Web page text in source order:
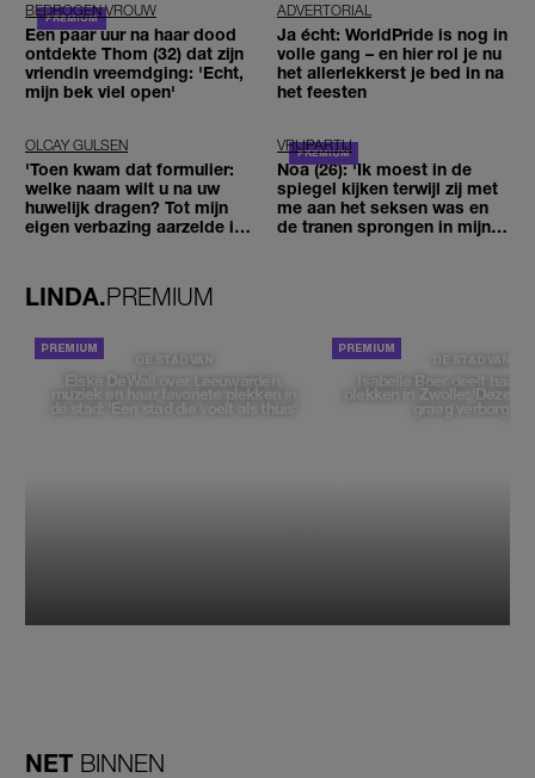
BEDROGEN VROUW
Een paar uur na haar dood
ontdekte Thom (32) dat zijn
vriendin vreemdging: 'Echt,
mijn bek viel open'
ADVERTORIAL
Ja écht: WorldPride is nog in
volle gang – en hier rol je nu
het allerlekkerst je bed in na
het feesten
OLCAY GULSEN
'Toen kwam dat formulier:
welke naam wilt u na uw
huwelijk dragen? Tot mijn
eigen verbazing aarzelde ik
VRIJPARTIJ
Noa (26): 'Ik moest in de
spiegel kijken terwijl zij met
me aan het seksen was en
de tranen sprongen in mijn
LINDA.PREMIUM
DE STAD VAN
Elske DeWall over Leeuwarden,
muziek en haar favoriete plekken in
de stad: 'Een stad die voelt als thuis'
DE STAD VAN
Isabelle Boer deelt haar
plekken in Zwolle: 'Deze
graag verborgen'
NET BINNEN